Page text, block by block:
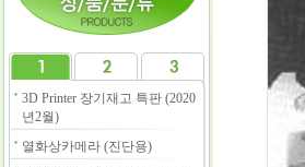
3D Printer 장기재고 특판 (2020
년2월)
열화상카메라 (진단용)